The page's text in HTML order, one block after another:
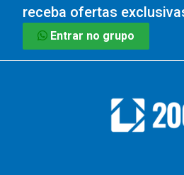
receba ofertas
Entrar no grupo